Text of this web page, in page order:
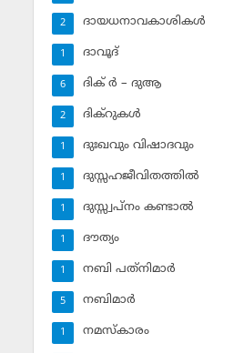
ദായധനാവകാശികള്‍
2
ദാവൂദ്‌
1
ദിക് ര്‍ – ദുആ
6
ദിക്‌റുകള്‍
2
ദുഃഖവും വിഷാദവും
1
ദുസ്സഹജീവിതത്തില്‍
1
ദുസ്സ്വപ്‌നം കണ്ടാല്‍
1
ദൗത്യം
1
നബി പത്‌നിമാര്‍
1
നബിമാര്‍
5
നമസ്‌കാരം
1